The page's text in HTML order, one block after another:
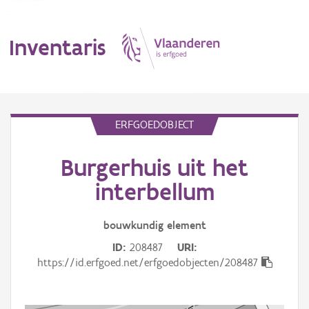
Inventaris
Erfgoedobject
ERFGOEDOBJECT
Burgerhuis uit het
interbellum
bouwkundig element
ID 208487
URI
https://id.erfgoed.net/erfgoedobjecten/208487